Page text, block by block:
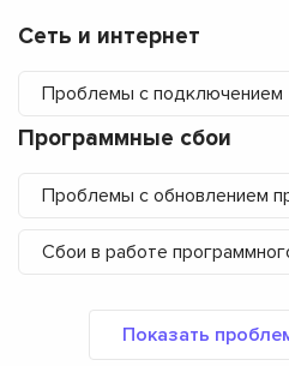
Сеть и интернет
Проблемы с подключением
Программные сбои
Проблемы с обновлением
Сбои в работе